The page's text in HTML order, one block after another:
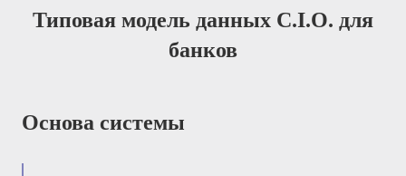
Типовая модель данных С.І.О. для
банков
Основа системы